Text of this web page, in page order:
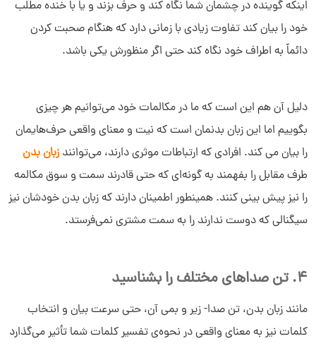
اینکه گوینده در چشمان شما نگاه کند و حرف بزند و یا با خنده مطلب
خود را بیان کند تفاوت زیادی با زمانی دارد که هنگام صحبت کردن
دائماً به اطراف خود نگاه کند حتی اگر منظورش یکی باشد.
دلیل آن هم این است که ما در مکالمات خود می‌توانیم هر چیزی
بگوییم اما این زبان بدنمان است که نیت و معنای واقعی حرف‌هایمان
را بیان می کند. افرادی که ارتباطات موثری دارند، می‌توانندزبان بدن
طرف مقابل را بفهمند به گونه‌ای که حتی قادرند سمت و سوق مکالمه
را نیز پیش بینی کنند. همینطور اطمینان دارند که زبان بدن خودشان نیز
سیگنالی که دوست ندارند را به سمت مشتری نمی‌فرستد.
4. تن صداهای مختلف را بشناسید
مانند زبان بدن، تن صدا- زیر و بمی آن، حتی سرعت بیان و انتخاب
کلمات نیز به معنای واقعی در نحوه‌ی تفسیر کلمات شما تأثیر می‌گذارد